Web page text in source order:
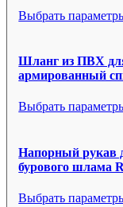
Выбрать
Шланг из ПВХ
армированный
Выбрать
Напорный рукав
бурового шлама
Выбрать